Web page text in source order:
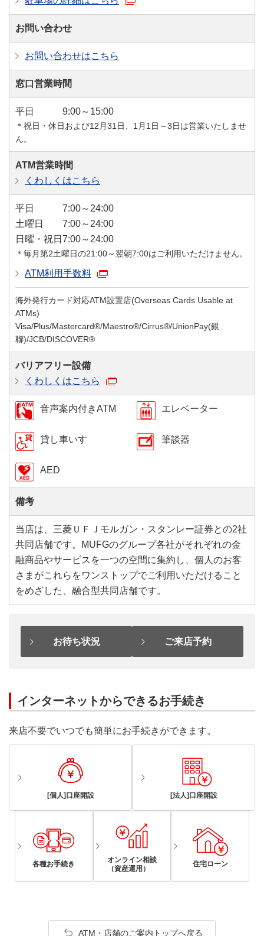
お問い合わせ
お問い合わせはこちら
窓口営業時間
平日 9:00～15:00
＊祝日・休日および12月31日、1月1日～3日は営業いたしませ
ん。
ATM営業時間
くわしくはこちら
平日
7:00～24:00
土曜日
7:00～24:00
日曜・祝日 7:00～24:00
＊毎月第2土曜日の21:00～翌朝7:00はご利用いただけません。
ATM利用手数料
海外発行カード対応ATM設置店(Overseas Cards Usable at
ATMs)
Visa/Plus/Mastercard®/Maestro®/Cirrus®/UnionPay(銀
聯)/JCB/DISCOVER®
バリアフリー設備
くわしくはこちら
音声案内付きATM エレベーター
貸し車いす 筆談器
AED
備考
当店は、三菱ＵＦＪモルガン・スタンレー証券との2社
共同店舗です。MUFGのグループ各社がそれぞれの金
融商品やサービスを一つの空間に集約し、個人のお客
さまがこれらをワンストップでご利用いただけること
をめざした、融合型共同店舗です。
お待ち状況 ご来店予約
インターネットからできるお手続き
来店不要でいつでも簡単にお手続きができます。
[個人]口座開設 [法人]口座開設
各種お手続き
オンライン相談
（資産運用）
住宅ローン
ATM・店舗のご案内トップへ戻る